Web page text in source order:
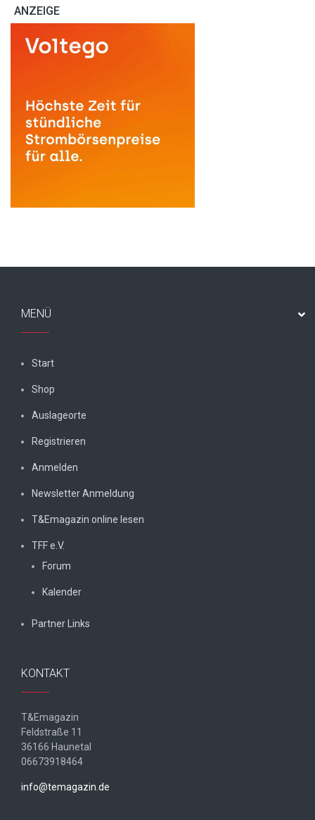
ANZEIGE
MENÜ
Start
Shop
Auslageorte
Registrieren
Anmelden
Newsletter Anmeldung
T&Emagazin online lesen
TFF e.V.
Forum
Kalender
Partner Links
KONTAKT
T&Emagazin
Feldstraße 11
36166 Haunetal
06673918464
info@temagazin.de